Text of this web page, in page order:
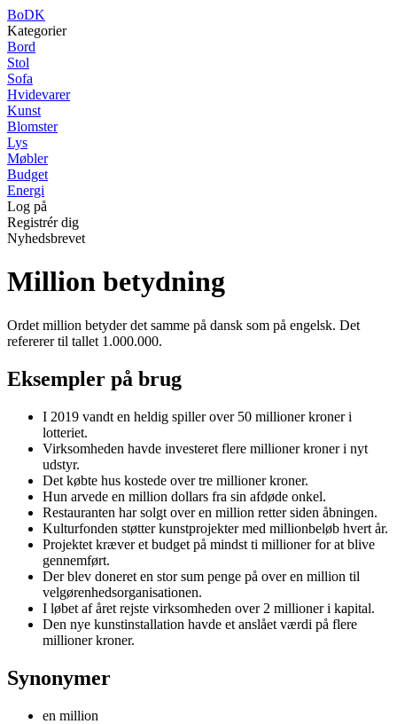
BoDK
Kategorier
Bord
Stol
Sofa
Hvidevarer
Kunst
Blomster
Lys
Møbler
Budget
Energi
Log på
Registrér dig
Nyhedsbrevet
Million betydning
Ordet million betyder det samme på dansk som på engelsk. Det
refererer til tallet 1.000.000.
Eksempler på brug
I 2019 vandt en heldig spiller over 50 millioner kroner i
lotteriet.
Virksomheden havde investeret flere millioner kroner i nyt
udstyr.
Det købte hus kostede over tre millioner kroner.
Hun arvede en million dollars fra sin afdøde onkel.
Restauranten har solgt over en million retter siden åbningen.
Kulturfonden støtter kunstprojekter med millionbeløb hvert år.
Projektet kræver et budget på mindst ti millioner for at blive
gennemført.
Der blev doneret en stor sum penge på over en million til
velgørenhedsorganisationen.
I løbet af året rejste virksomheden over 2 millioner i kapital.
Den nye kunstinstallation havde et anslået værdi på flere
millioner kroner.
Synonymer
en million